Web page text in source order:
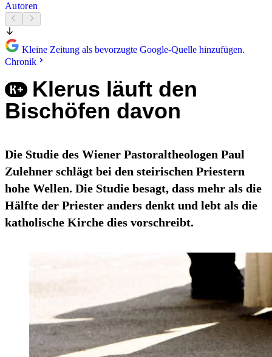
Autoren
Kleine Zeitung als bevorzugte Google-Quelle hinzufügen.
Chronik
Klerus läuft den
Bischöfen davon
Die Studie des Wiener Pastoraltheologen Paul
Zulehner schlägt bei den steirischen Priestern
hohe Wellen. Die Studie besagt, dass mehr als die
Hälfte der Priester anders denkt und lebt als die
katholische Kirche dies vorschreibt.